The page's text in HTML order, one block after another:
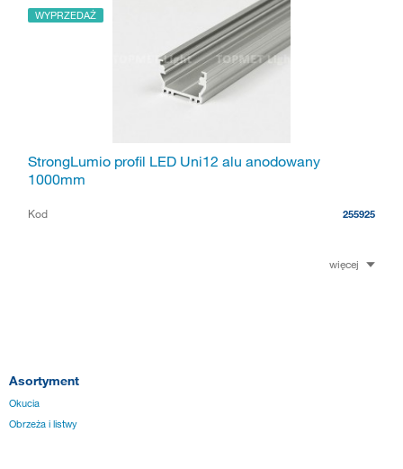
WYPRZEDAŻ
StrongLumio profil LED Uni12 alu anodowany
1000mm
Kod 255925
więcej
Asortyment
Okucia
Obrzeża i listwy